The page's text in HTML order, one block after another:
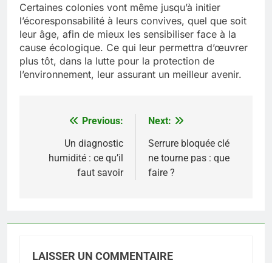
Certaines colonies vont même jusqu’à initier
l’écoresponsabilité à leurs convives, quel que soit
leur âge, afin de mieux les sensibiliser face à la
cause écologique. Ce qui leur permettra d’œuvrer
plus tôt, dans la lutte pour la protection de
l’environnement, leur assurant un meilleur avenir.
Navigation
l’article
Previous:
Un diagnostic
humidité : ce qu’il
faut savoir
Next:
Serrure bloquée clé
ne tourne pas : que
faire ?
LAISSER UN COMMENTAIRE